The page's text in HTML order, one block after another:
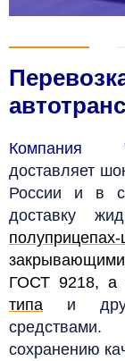
Компания
доставляет
России и в
доставку
полуприцепах-
ГОСТ 9218, а
типа и
сохранению